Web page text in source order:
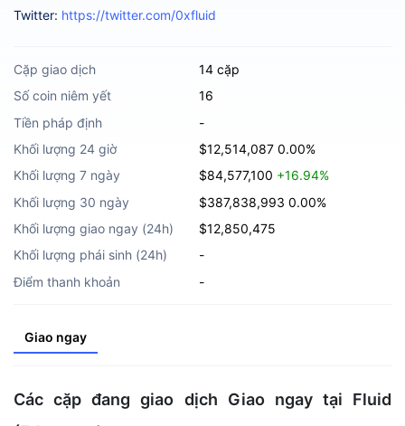
Twitter: https://twitter.com/0xfluid
Cặp giao dịch
14 cặp
Số coin niêm yết
16
Tiền pháp định
-
Khối lượng 24 giờ
$12,514,087 0.00%
Khối lượng 7 ngày
$84,577,100 +16.94%
Khối lượng 30 ngày
$387,838,993 0.00%
Khối lượng giao ngay (24h)
$12,850,475
Khối lượng phái sinh (24h)
-
Điểm thanh khoản
-
Giao ngay
Các cặp đang giao dịch Giao ngay tại Fluid